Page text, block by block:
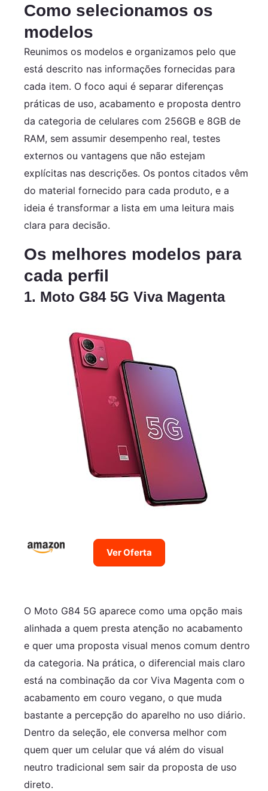
Como selecionamos os
modelos
Reunimos os modelos e organizamos pelo que
está descrito nas informações fornecidas para
cada item. O foco aqui é separar diferenças
práticas de uso, acabamento e proposta dentro
da categoria de celulares com 256GB e 8GB de
RAM, sem assumir desempenho real, testes
externos ou vantagens que não estejam
explícitas nas descrições. Os pontos citados vêm
do material fornecido para cada produto, e a
ideia é transformar a lista em uma leitura mais
clara para decisão.
Os melhores modelos para
cada perfil
1. Moto G84 5G Viva Magenta
Ver Oferta
O Moto G84 5G aparece como uma opção mais
alinhada a quem presta atenção no acabamento
e quer uma proposta visual menos comum dentro
da categoria. Na prática, o diferencial mais claro
está na combinação da cor Viva Magenta com o
acabamento em couro vegano, o que muda
bastante a percepção do aparelho no uso diário.
Dentro da seleção, ele conversa melhor com
quem quer um celular que vá além do visual
neutro tradicional sem sair da proposta de uso
direto.